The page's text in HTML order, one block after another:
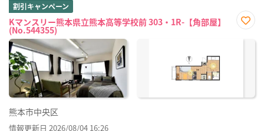
割引キャンペーン
Kマンスリー熊本県立熊本高等学校前 303・1R-【角部屋】
(No.544355)
に入
熊本市中央区
情報更新日 2026/08/04 16:26